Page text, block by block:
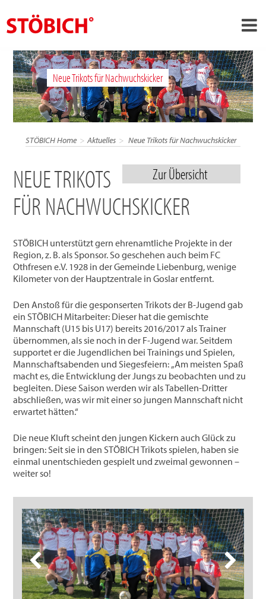
›
DE
›
Über uns
›
Lösungen
News
Jobs
Neue Trikots für Nachwuchskicker
STÖBICH Home Aktuelles Neue Trikots für Nachwuchskicker
Zur Übersicht
NEUE TRIKOTS
FÜR NACHWUCHSKICKER
STÖBICH unterstützt gern ehrenamtliche Projekte in der
Region, z. B. als Sponsor. So geschehen auch beim FC
Othfresen e.V. 1928 in der Gemeinde Liebenburg, wenige
Kilometer von der Hauptzentrale in Goslar entfernt.
Den Anstoß für die gesponserten Trikots der B-Jugend gab
ein STÖBICH Mitarbeiter: Dieser hat die gemischte
Mannschaft (U15 bis U17) bereits 2016/2017 als Trainer
übernommen, als sie noch in der F-Jugend war. Seitdem
supportet er die Jugendlichen bei Trainings und Spielen,
Mannschaftsabenden und Siegesfeiern: „Am meisten Spaß
macht es, die Entwicklung der Jungs zu beobachten und zu
begleiten. Diese Saison werden wir als Tabellen-Dritter
abschließen, was wir mit einer so jungen Mannschaft nicht
erwartet hätten.“
Die neue Kluft scheint den jungen Kickern auch Glück zu
bringen: Seit sie in den STÖBICH Trikots spielen, haben sie
einmal unentschieden gespielt und zweimal gewonnen –
weiter so!